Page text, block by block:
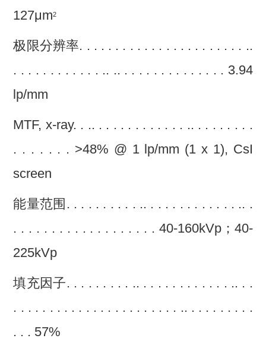
127μm2
极限分辨率. . . . . . . . . . . . . . . . . . . . . . . ..
. . . . . . . . . . . . .. .. . . . . . . . . . . . . . . 3.94
lp/mm
MTF, x-ray. . .. . . . . . . . . . . . . .. . . . . . . . .
. . . . . . . >48% @ 1 lp/mm (1 x 1), CsI
screen
能量范围. . . . . . . . . . .. . . . . . . . . . . . . .. .
. . . . . . . . . . . . . . . . . . . 40-160kVp；40-
225kVp
填充因子. . . . . . . . . .. . . . . . . . . . . . . .. . .
. . . . . . . . . . . . . . . . . . . . . . . .. . . . . . . . . .
. . . 57%